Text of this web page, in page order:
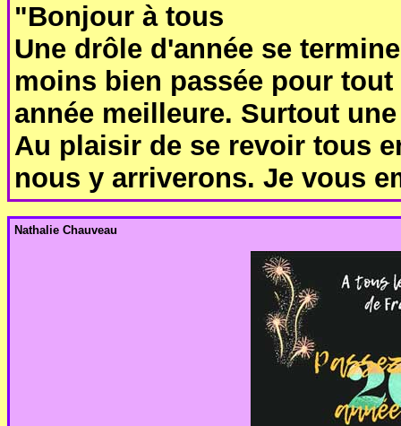
"Bonjour à tous
Une drôle d'année se
moins bien passée pour
année meilleure. Surtout
Au plaisir de se revoir tous
nous y arriverons. Je vous
Nathalie Chauveau